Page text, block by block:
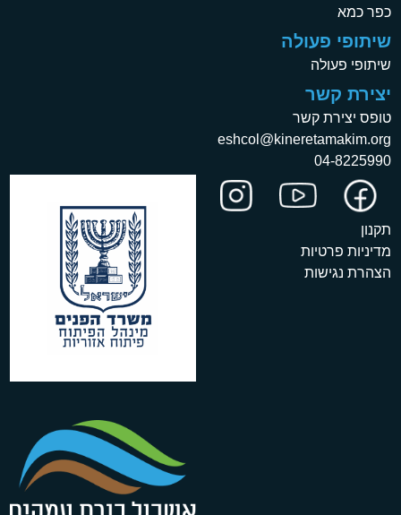
כפר כמא
שיתופי פעולה
שיתופי פעולה
יצירת קשר
טופס יצירת קשר
eshcol@kineretamakim.org
04-8225990
תקנון
מדיניות פרטיות
הצהרת נגישות